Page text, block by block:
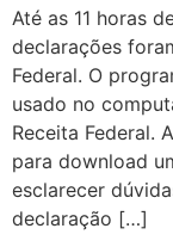
Até as 11 horas
declarações
Federal. O
usado no
Receita Federal.
para download
esclarecer
declaração […]